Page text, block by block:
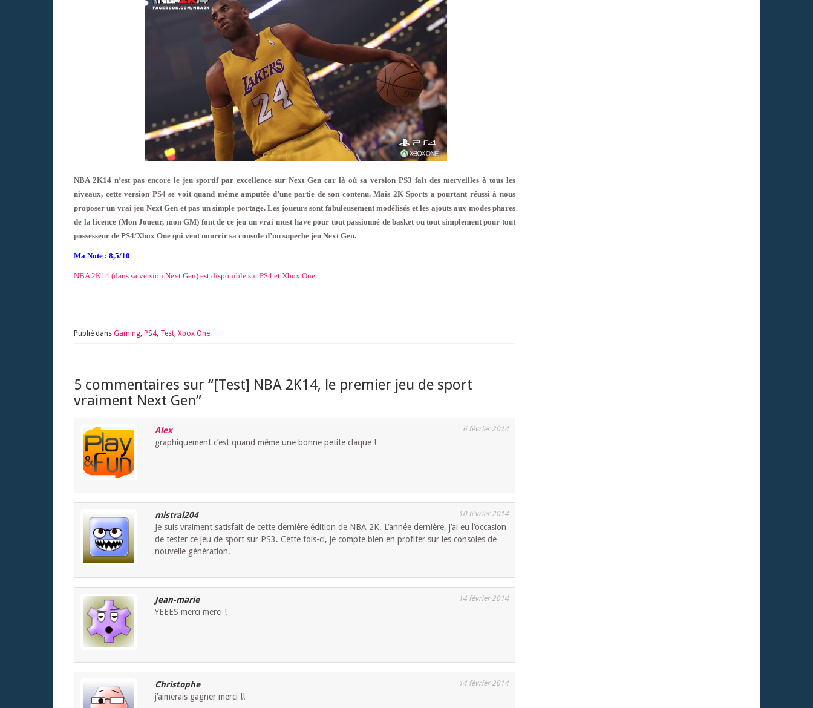
NBA 2K14 n’est pas encore le jeu sportif par excellence sur Next Gen car là où sa version PS3 fait des merveilles à tous les
niveaux, cette version PS4 se voit quand même amputée d’une partie de son contenu. Mais 2K Sports a pourtant réussi à nous
proposer un vrai jeu Next Gen et pas un simple portage. Les joueurs sont fabuleusement modélisés et les ajouts aux modes phares
de la licence (Mon Joueur, mon GM) font de ce jeu un vrai must have pour tout passionné de basket ou tout simplement pour tout
possesseur de PS4/Xbox One qui veut nourrir sa console d’un superbe jeu Next Gen.
Ma Note : 8,5/10
NBA 2K14 (dans sa version Next Gen) est disponible sur PS4 et Xbox One.
Publié dans Gaming PS4 Test Xbox One
5 commentaires sur “[Test] NBA 2K14, le premier jeu de sport
vraiment Next Gen”
Alex 6 février 2014
graphiquement c’est quand même une bonne petite claque !
mistral204 10 février 2014
Je suis vraiment satisfait de cette dernière édition de NBA 2K. L’année dernière, j’ai eu l’occasion
de tester ce jeu de sport sur PS3. Cette fois-ci, je compte bien en profiter sur les consoles de
nouvelle génération.
Jean-marie 14 février 2014
YEEES merci merci !
Christophe 14 février 2014
j’aimerais gagner merci !!